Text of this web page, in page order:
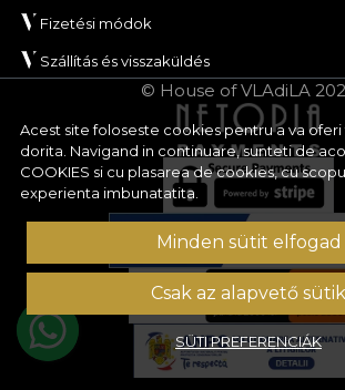
Acest site foloseste cookies pentru a va
dorita. Navigand in continuare, sunteti de
COOKIES si cu plasarea de cookies, cu
experienta imbunatatita.
Minden sütit elfogad
Csak az alapvető sütik
SÜTI PREFERENCIÁK
Fizetési módok
Szállítás és visszaküldés
© House of VLAdiLA